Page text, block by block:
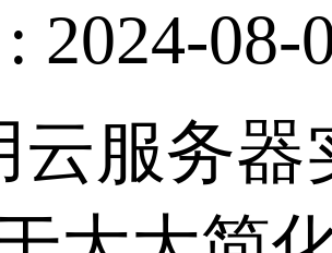
2024-08-
云服务器